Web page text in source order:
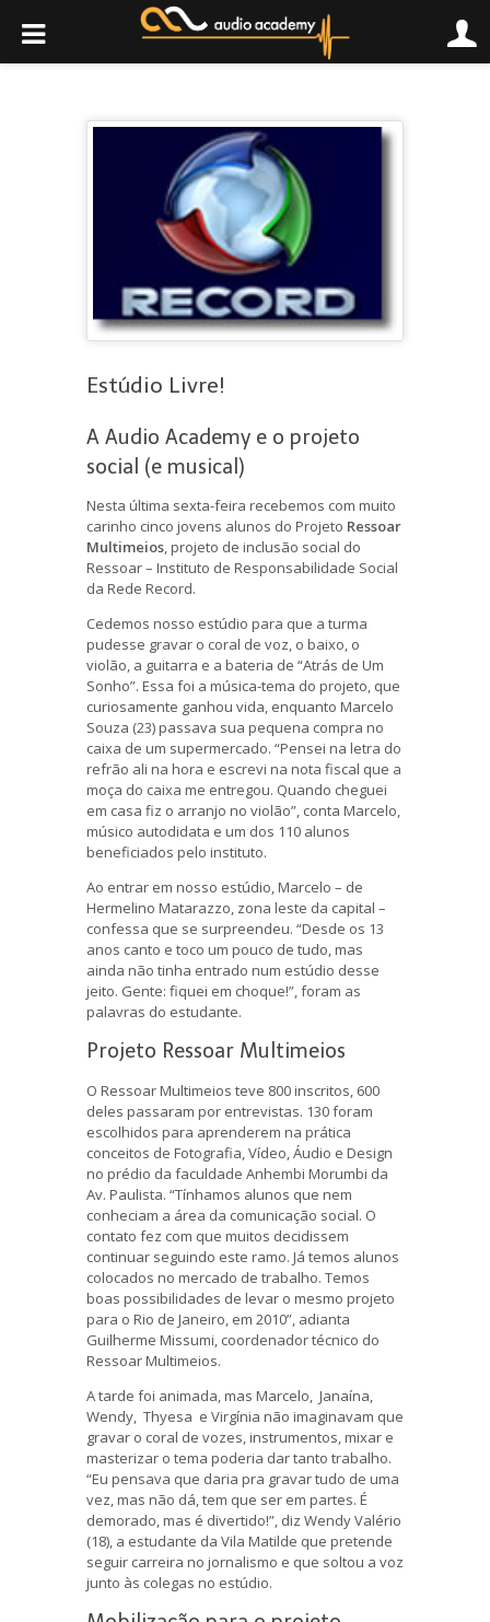
Estúdio Livre!
A Audio Academy e o projeto
social (e musical)
Nesta última sexta-feira recebemos com muito
carinho cinco jovens alunos do Projeto Ressoar
Multimeios, projeto de inclusão social do
Ressoar – Instituto de Responsabilidade Social
da Rede Record.
Cedemos nosso estúdio para que a turma
pudesse gravar o coral de voz, o baixo, o
violão, a guitarra e a bateria de “Atrás de Um
Sonho”. Essa foi a música-tema do projeto, que
curiosamente ganhou vida, enquanto Marcelo
Souza (23) passava sua pequena compra no
caixa de um supermercado. “Pensei na letra do
refrão ali na hora e escrevi na nota fiscal que a
moça do caixa me entregou. Quando cheguei
em casa fiz o arranjo no violão”, conta Marcelo,
músico autodidata e um dos 110 alunos
beneficiados pelo instituto.
Ao entrar em nosso estúdio, Marcelo – de
Hermelino Matarazzo, zona leste da capital –
confessa que se surpreendeu. “Desde os 13
anos canto e toco um pouco de tudo, mas
ainda não tinha entrado num estúdio desse
jeito. Gente: fiquei em choque!”, foram as
palavras do estudante.
Projeto Ressoar Multimeios
O Ressoar Multimeios teve 800 inscritos, 600
deles passaram por entrevistas. 130 foram
escolhidos para aprenderem na prática
conceitos de Fotografia, Vídeo, Áudio e Design
no prédio da faculdade Anhembi Morumbi da
Av. Paulista. “Tínhamos alunos que nem
conheciam a área da comunicação social. O
contato fez com que muitos decidissem
continuar seguindo este ramo. Já temos alunos
colocados no mercado de trabalho. Temos
boas possibilidades de levar o mesmo projeto
para o Rio de Janeiro, em 2010”, adianta
Guilherme Missumi, coordenador técnico do
Ressoar Multimeios.
A tarde foi animada, mas Marcelo, Janaína,
Wendy, Thyesa e Virgínia não imaginavam que
gravar o coral de vozes, instrumentos, mixar e
masterizar o tema poderia dar tanto trabalho.
“Eu pensava que daria pra gravar tudo de uma
vez, mas não dá, tem que ser em partes. É
demorado, mas é divertido!”, diz Wendy Valério
(18), a estudante da Vila Matilde que pretende
seguir carreira no jornalismo e que soltou a voz
junto às colegas no estúdio.